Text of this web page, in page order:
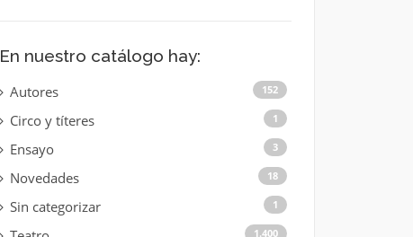
En nuestro catálogo hay:
Autores 152
Circo y títeres 1
Ensayo 3
Novedades 18
Sin categorizar 1
1.400